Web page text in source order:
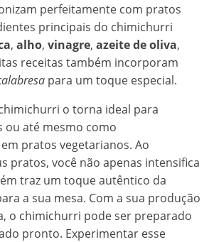
perfeitamente com pratos
principais do chimichurri
, alho, vinagre, azeite de oliva,
receitas também incorporam
para um toque especial.
o torna ideal para
ou até mesmo como
pratos vegetarianos. Ao
pratos, você não apenas intensifica
traz um toque autêntico da
a sua mesa. Com a sua produção
o chimichurri pode ser preparado
pronto. Experimentar esse